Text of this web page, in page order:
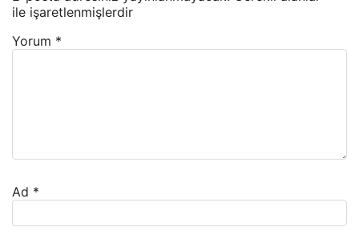
ile işaretlenmişlerdir
Yorum *
Ad *